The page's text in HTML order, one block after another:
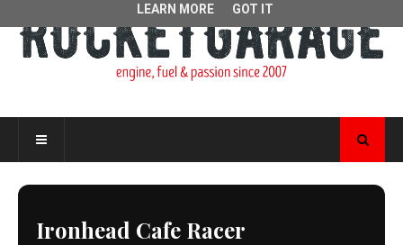
Ironhead Cafe Racer
LEARN MORE GOT IT